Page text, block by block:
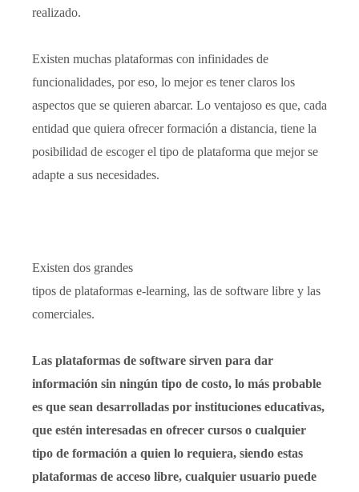
realizado.
Existen muchas plataformas con infinidades de
funcionalidades, por eso, lo mejor es tener claros los
aspectos que se quieren abarcar. Lo ventajoso es que, cada
entidad que quiera ofrecer formación a distancia, tiene la
posibilidad de escoger el tipo de plataforma que mejor se
adapte a sus necesidades.
Existen dos grandes
tipos de plataformas e-learning, las de software libre y las
comerciales.
Las plataformas de software sirven para dar
información sin ningún tipo de costo, lo más probable
es que sean desarrolladas por instituciones educativas,
que estén interesadas en ofrecer cursos o cualquier
tipo de formación a quien lo requiera, siendo estas
plataformas de acceso libre, cualquier usuario puede